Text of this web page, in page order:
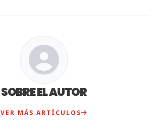
SOBRE EL AUTOR
VER MÁS ARTÍCULOS